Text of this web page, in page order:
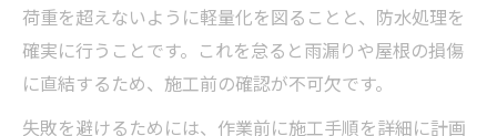
荷重を超えないように軽量化を図ることと、防水処理を
確実に行うことです。これを怠ると雨漏りや屋根の損傷
に直結するため、施工前の確認が不可欠です。
失敗を避けるためには、作業前に施工手順を詳細に計画